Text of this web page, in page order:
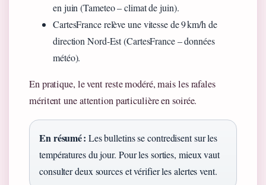
en juin (Tameteo – climat de juin).
CartesFrance relève une vitesse de 9 km/h de
direction Nord‑Est (CartesFrance – données
météo).
En pratique, le vent reste modéré, mais les rafales
méritent une attention particulière en soirée.
En résumé : Les bulletins se contredisent sur les
températures du jour. Pour les sorties, mieux vaut
consulter deux sources et vérifier les alertes vent.